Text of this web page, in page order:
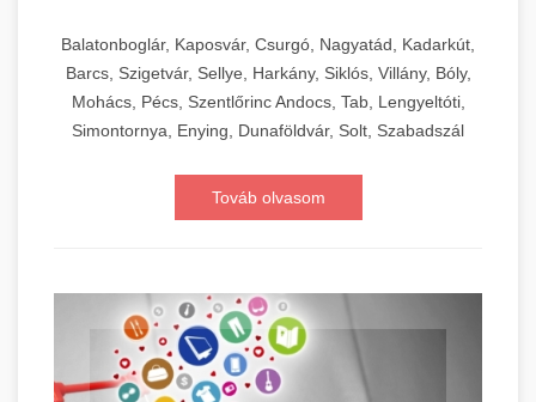
Balatonboglár, Kaposvár, Csurgó, Nagyatád, Kadarkút,
Barcs, Szigetvár, Sellye, Harkány, Siklós, Villány, Bóly,
Mohács, Pécs, Szentlőrinc Andocs, Tab, Lengyeltóti,
Simontornya, Enying, Dunaföldvár, Solt, Szabadszál
Továb olvasom